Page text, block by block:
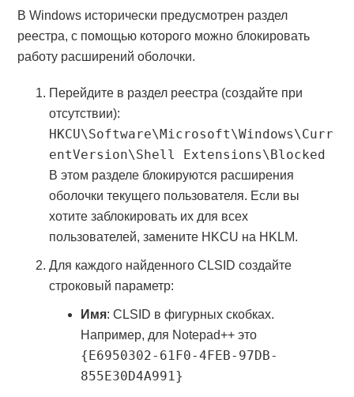
В Windows исторически предусмотрен раздел
реестра, с помощью которого можно блокировать
работу расширений оболочки.
Перейдите в раздел реестра (создайте при
отсутствии):
HKCU\Software\Microsoft\Windows\Curr
entVersion\Shell Extensions\Blocked
В этом разделе блокируются расширения
оболочки текущего пользователя. Если вы
хотите заблокировать их для всех
пользователей, замените HKCU на HKLM.
Для каждого найденного CLSID создайте
строковый параметр:
Имя: CLSID в фигурных скобках.
Например, для Notepad++ это
{E6950302-61F0-4FEB-97DB-
855E30D4A991}